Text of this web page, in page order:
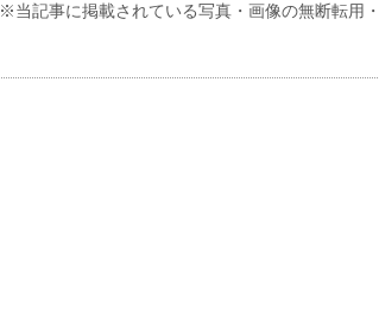
※当記事に掲載されている写真・画像の無断転用・